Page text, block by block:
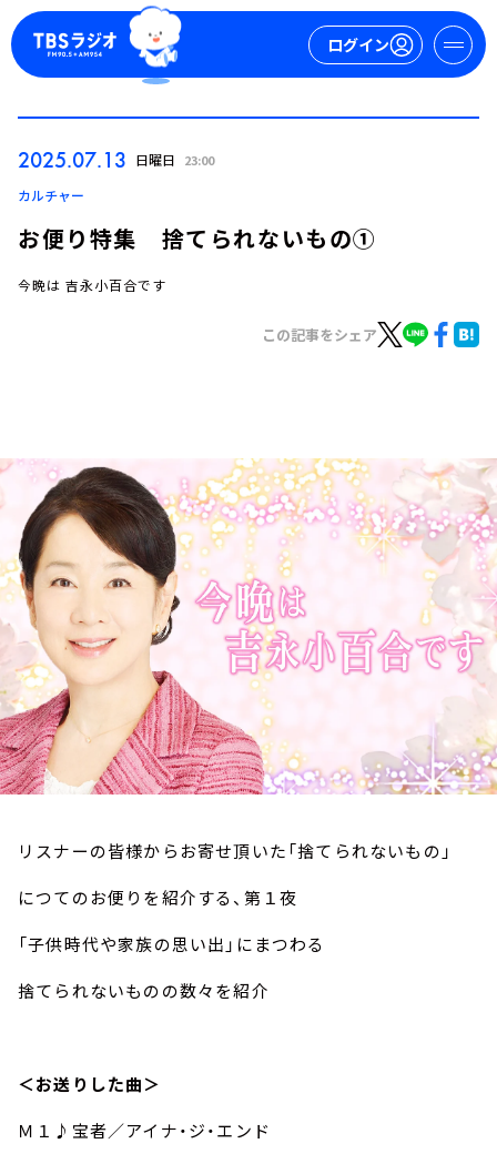
ログイン
TBS Podcast
お知らせ
イベント・グッズ
YouTube
会社情報
2025.07.13 日曜日 23:00
カルチャー
お便り特集 捨てられないもの①
今晩は 吉永小百合です
この記事をシェア
リスナーの皆様からお寄せ頂いた「捨てられないもの」
につてのお便りを紹介する、第１夜
「子供時代や家族の思い出」にまつわる
捨てられないものの数々を紹介
＜お送りした曲＞
Ｍ１♪宝者／アイナ・ジ・エンド